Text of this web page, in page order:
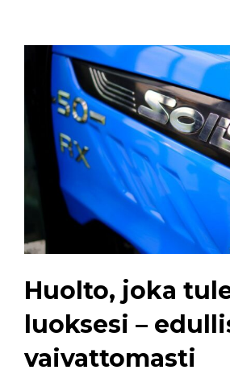
Huolto, joka
luoksesi –
vaivattomasti